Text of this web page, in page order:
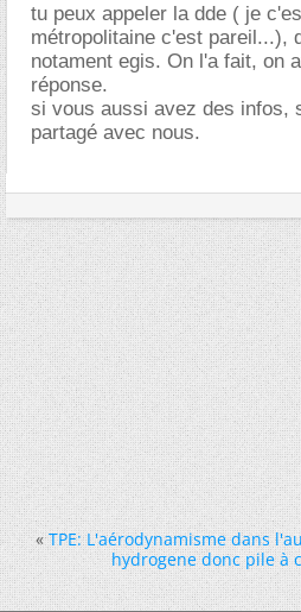
tu peux appeler la dde ( je
métropolitaine c'est pareil...),
notament egis. On l'a fait, on
réponse.
si vous aussi avez des infos,
partagé avec nous.
« TPE: L'aérodynamisme dans
hydrogene donc pile à